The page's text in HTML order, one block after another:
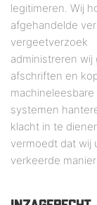
legitimeren. Wij
afgehandelde
vergeetverzoek
administreren
afschriften en
systemen
klacht in te
vermoedt dat wij
verkeerde